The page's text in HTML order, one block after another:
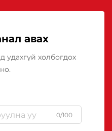
авах
удахгүй холбогдох
0/100